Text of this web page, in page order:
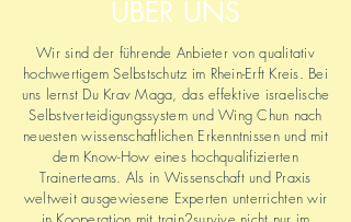
ÜBER UNS
Wir sind der führende Anbieter von qualitativ
hochwertigem Selbstschutz im Rhein-Erft Kreis. Bei
uns lernst Du Krav Maga, das effektive israelische
Selbstverteidigungssystem und Wing Chun nach
neuesten wissenschaftlichen Erkenntnissen und mit
dem Know-How eines hochqualifizierten
Trainerteams. Als in Wissenschaft und Praxis
weltweit ausgewiesene Experten unterrichten wir